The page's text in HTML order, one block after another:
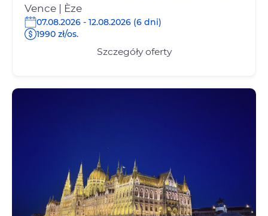
Vence | Èze
07.08.2026 - 12.08.2026 (6 dni)
1990 zł/os.
Szczegóły oferty